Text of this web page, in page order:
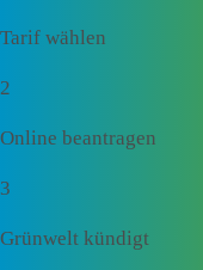
Tarif wählen
2
Online beantragen
3
Grünwelt kündigt